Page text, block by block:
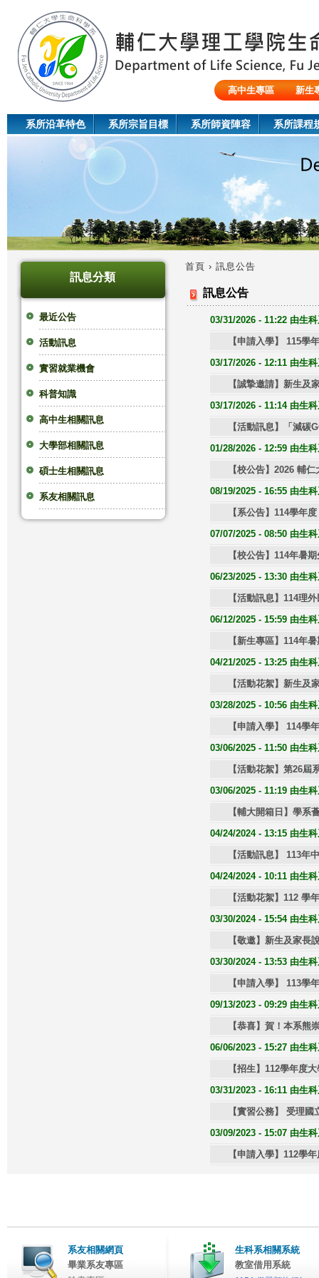
高中生專區
新生
系所沿革特色 系所宗旨目標 系所師資陣容 系所課程
訊息分類
最近公告
活動訊息
實習就業機會
科普知識
高中生相關訊息
大學部相關訊息
碩士生相關訊息
系友相關訊息
您
首頁 › 訊息公告
訊息公告
03/31/2026 - 11:22 由生
【申請入學】 115學
03/17/2026 - 12:11 由生
【誠摯邀請】新生及
03/17/2026 - 11:14 由生
【活動訊息】「減碳
01/28/2026 - 12:59 由生
【校公告】2026 輔
08/19/2025 - 16:55 由生
【系公告】114學年
07/07/2025 - 08:50 由生
【校公告】114年暑
06/23/2025 - 13:30 由生
【活動訊息】114理
06/12/2025 - 15:59 由生
【新生專區】114年
04/21/2025 - 13:25 由生
【活動花絮】新生及
03/28/2025 - 10:56 由生
【申請入學】 114學
03/06/2025 - 11:50 由生
【活動花絮】第26
03/06/2025 - 11:19 由生
【輔大開箱日】學系
04/24/2024 - 13:15 由生
【活動訊息】 113年
04/24/2024 - 10:11 由生
【活動花絮】112 學
03/30/2024 - 15:54 由生
【敬邀】新生及家
03/30/2024 - 13:53 由生
【申請入學】 113學
09/13/2023 - 09:29 由生
【恭喜】賀！本系
06/06/2023 - 15:27 由生
【招生】112學年度
03/31/2023 - 16:11 由生
【實習公務】 受理
03/09/2023 - 15:07 由生
【申請入學】112學
系友相關網頁
畢業系友專區
生科系相關系統
教室借用系統